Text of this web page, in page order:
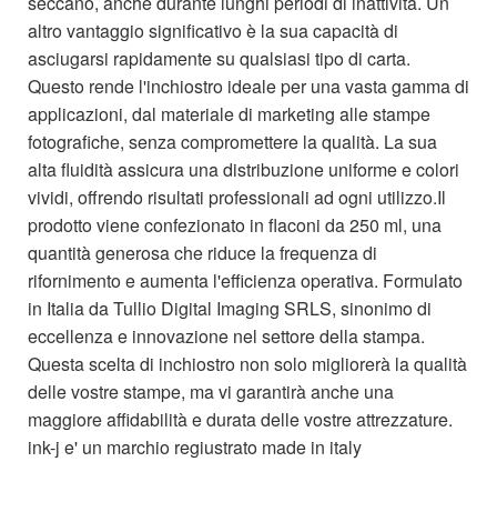
altro vantaggio significativo è la sua capacità di
asciugarsi rapidamente su qualsiasi tipo di carta.
Questo rende l'inchiostro ideale per una vasta gamma di
applicazioni, dal materiale di marketing alle stampe
fotografiche, senza compromettere la qualità. La sua
alta fluidità assicura una distribuzione uniforme e colori
vividi, offrendo risultati professionali ad ogni utilizzo.Il
prodotto viene confezionato in flaconi da 250 ml, una
quantità generosa che riduce la frequenza di
rifornimento e aumenta l'efficienza operativa. Formulato
in Italia da Tullio Digital Imaging SRLS, sinonimo di
eccellenza e innovazione nel settore della stampa.
Questa scelta di inchiostro non solo migliorerà la qualità
delle vostre stampe, ma vi garantirà anche una
maggiore affidabilità e durata delle vostre attrezzature.
ink-j e' un marchio regiustrato made in italy